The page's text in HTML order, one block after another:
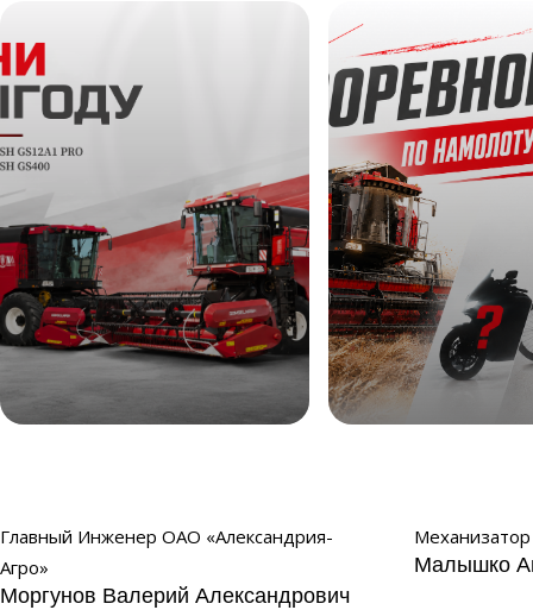
Главный Инженер ОАО «Александрия-
Агро»
Моргунов Валерий Александрович
Малышко